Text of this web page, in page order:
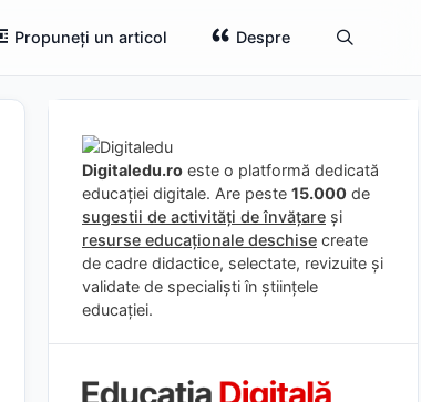
Propuneți un articol Despre
Digitaledu.ro este o platformă dedicată
educației digitale. Are peste 15.000 de
sugestii de activități de învățare și
resurse educaționale deschise create
de cadre didactice, selectate, revizuite și
validate de specialiști în științele
educației.